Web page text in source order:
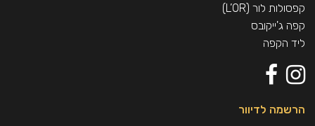
קפסולות לור (L’OR)
קפה ג'ייקובס
ליד הקפה
הרשמה לדיוור